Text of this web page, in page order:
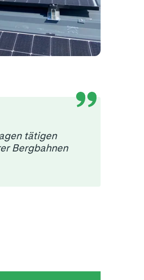
tätigen
Bergbahnen